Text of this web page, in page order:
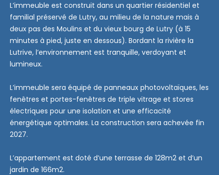
L’immeuble est construit dans un quartier résidentiel et
familial préservé de Lutry, au milieu de la nature mais à
deux pas des Moulins et du vieux bourg de Lutry (à 15
minutes à pied, juste en dessous). Bordant la rivière la
Lutrive, l’environnement est tranquille, verdoyant et
lumineux.
L’immeuble sera équipé de panneaux photovoltaïques, les
fenêtres et portes-fenêtres de triple vitrage et stores
électriques pour une isolation et une efficacité
énergétique optimales. La construction sera achevée fin
2027.
L’appartement est doté d’une terrasse de 128m2 et d’un
jardin de 166m2.